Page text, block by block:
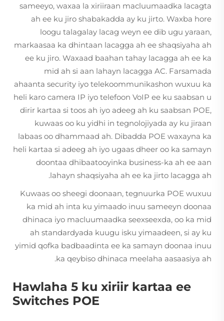
sameeyo, waxaa la xiriiraan macluumaadka lacagta
ah ee ku jiro shabakadda ay ku jirto. Waxba hore
loogu talagalay lacag weyn ee dib ugu yaraan,
markaasaa ka dhintaan lacagga ah ee shaqsiyaha ah
ee ku jiro. Waxaad baahan tahay lacagga ah ee ka
mid ah si aan lahayn lacagga AC. Farsamada
ahaanta security iyo telekoommunikashon wuxuu ka
heli karo camera IP iyo telefoon VoIP ee ku saabsan u
dirir kartaa si toos ah iyo adeeg ah ku saabsan POE,
kuwaas oo ku yidhi in tegnolojiyada ay ku jiraan
labaas oo dhammaad ah. Dibadda POE waxayna ka
heli kartaa si adeeg ah iyo ugaas dheer oo ka samayn
doontaa dhibaatooyinka business-ka ah ee aan
lahayn shaqsiyaha ah ee ka jirto lacagga ah.
Kuwaas oo sheegi doonaan, tegnuurka POE wuxuu
ka mid ah inta ku yimaado inuu sameeyn doonaa
dhinaca iyo macluumaadka seexseexda, oo ka mid
ah standardyada kuugu isku yimaadeen, si ay ku
yimid qofka badbaadinta ee ka samayn doonaa inuu
ka qeybiso dhinaca meelaha aasaasiya ah.
Hawlaha 5 ku xiriir kartaa ee
Switches POE